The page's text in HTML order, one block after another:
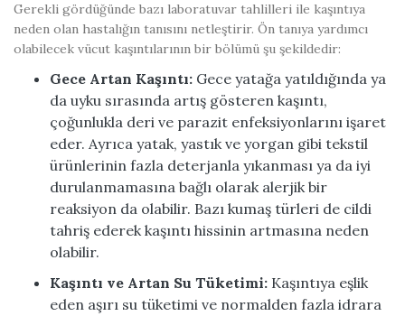
Gerekli gördüğünde bazı laboratuvar tahlilleri ile kaşıntıya
neden olan hastalığın tanısını netleştirir. Ön tanıya yardımcı
olabilecek vücut kaşıntılarının bir bölümü şu şekildedir:
Gece Artan Kaşıntı: Gece yatağa yatıldığında ya
da uyku sırasında artış gösteren kaşıntı,
çoğunlukla deri ve parazit enfeksiyonlarını işaret
eder. Ayrıca yatak, yastık ve yorgan gibi tekstil
ürünlerinin fazla deterjanla yıkanması ya da iyi
durulanmamasına bağlı olarak alerjik bir
reaksiyon da olabilir. Bazı kumaş türleri de cildi
tahriş ederek kaşıntı hissinin artmasına neden
olabilir.
Kaşıntı ve Artan Su Tüketimi: Kaşıntıya eşlik
eden aşırı su tüketimi ve normalden fazla idrara